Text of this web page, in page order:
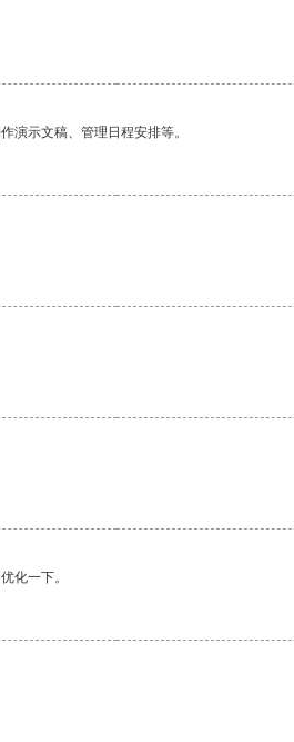
演示文稿、管理日程安排等。
化一下。